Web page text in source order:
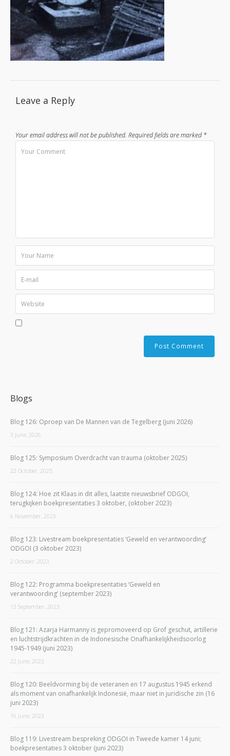
Leave a Reply
Your email address will not be published. Required fields are marked *
Blogs
Blog 126: Oproep van De Mannen van de Tegelberg (juni 2026)
3 June, 2026
Blog 125: Symposium Overdracht van trauma (oktober 2025)
22 October, 2025
Blog 124: Hoe zit Klaas in dit alles, laatste nieuwsbrief ODGOI,
terugkijken boekpresentaties 3 oktober, (oktober 2023)
6 November, 2023
Blog 123: Livestream boekpresentaties ‘Geweld en verantwoording’
ODGOI (3 oktober 2023)
2 October, 2023
Blog 122: Programma boekpresentaties ‘Geweld en
verantwoording’ (september 2023)
13 September, 2023
Blog 121: Azarja Harmanny is gepromoveerd op Grof geschut, artillerie
en luchtstrijdkrachten in de Indonesische Onafhankelijkheidsoorlog
1945-1949 (juni 2023)
22 June, 2023
Blog 120: Beeldvorming bij de veteranen en 17 augustus 1945 erkend
als moment van onafhankelijk Indonesië, maar niet in juridische zin (16
juni 2023)
16 June, 2023
Blog 119: Livestream bespreking ODGOI in Tweede kamer 14 juni;
boekpresentaties 3 oktober (juni 2023)